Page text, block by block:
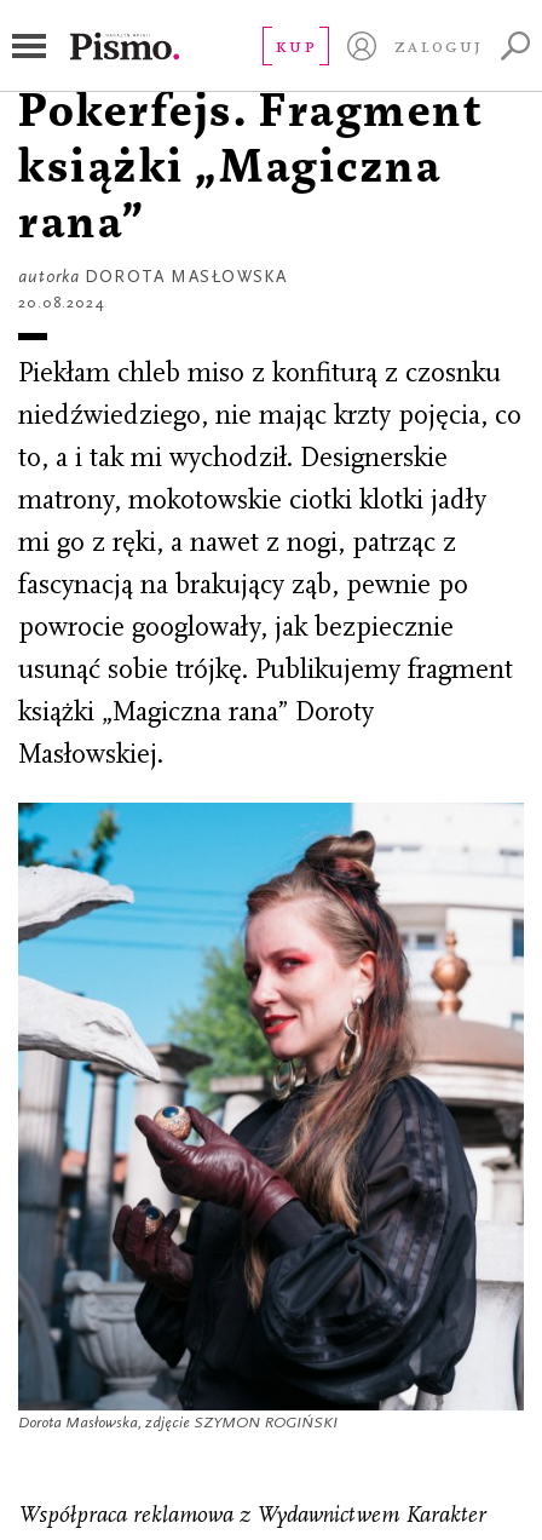
KUP ZALOGUJ
Kuracja doktor
Pokerfejs. Fragment
książki „Magiczna
rana”
autorka DOROTA MASŁOWSKA
20.08.2024
Piekłam chleb miso z konfiturą z czosnku
niedźwiedziego, nie mając krzty pojęcia, co
to, a i tak mi wychodził. Designerskie
matrony, mokotowskie ciotki klotki jadły
mi go z ręki, a nawet z nogi, patrząc z
fascynacją na brakujący ząb, pewnie po
powrocie googlowały, jak bezpiecznie
usunąć sobie trójkę. Publikujemy fragment
książki „Magiczna rana” Doroty
Masłowskiej.
Dorota Masłowska, zdjęcie SZYMON ROGIŃSKI
Współpraca reklamowa z Wydawnictwem Karakter